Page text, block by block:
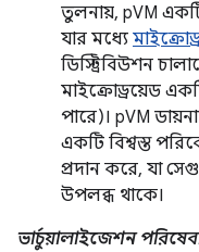
তুলনায়, pVM
যার মধ্যে
ডিস্ট্রিবিউশন
মাইক্রোড্রয়েড
পারে)। pVM
একটি বিশ্বস্ত
প্রদান করে, যা
উপলব্ধ থাকে।
ভার্চুয়ালাইজেশন